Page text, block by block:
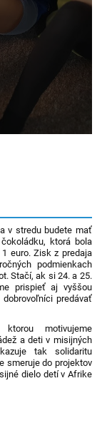
v stredu budete mať
ktorá bola
euro. Zisk z predaja
podmienkach
Stačí, ak si 24. a 25.
prispieť aj vyššou
predávať
motivujeme
a deti v misijných
tak solidaritu
smeruje do projektov
dielo detí v Afrike